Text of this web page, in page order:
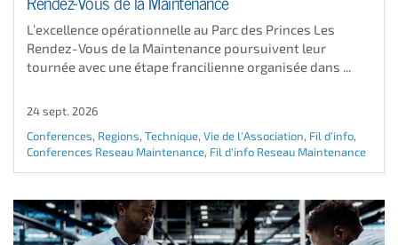
L’excellence opérationnelle au Parc des Princes Les
Rendez-Vous de la Maintenance poursuivent leur
tournée avec une étape francilienne organisée dans ...
24 sept. 2026
Conferences, Regions, Technique, Vie de l'Association, Fil d'info,
Conferences Reseau Maintenance, Fil d'info Reseau Maintenance